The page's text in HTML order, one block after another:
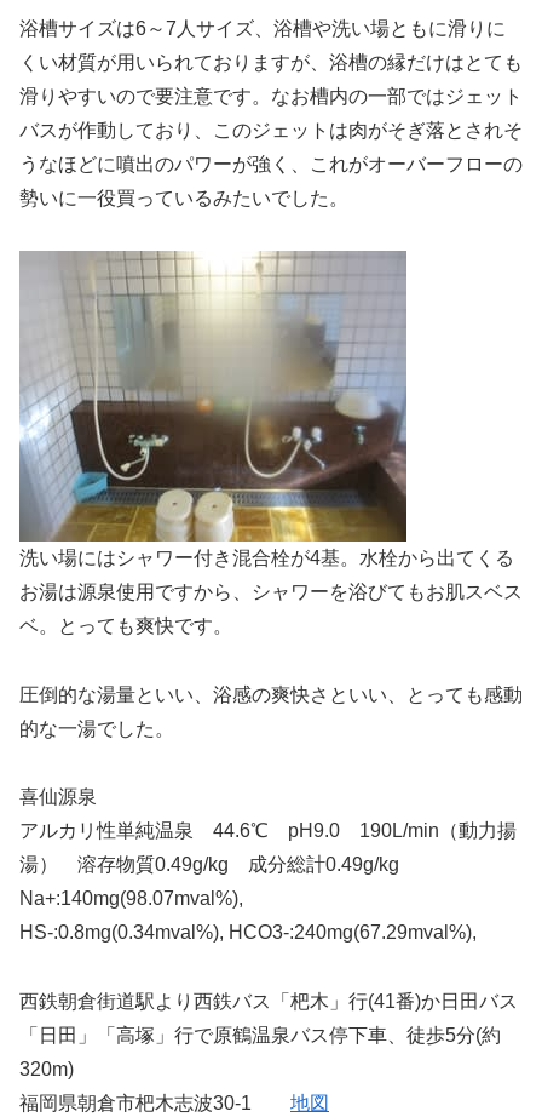
浴槽サイズは6～7人サイズ、浴槽や洗い場ともに滑りに
くい材質が用いられておりますが、浴槽の縁だけはとても
滑りやすいので要注意です。なお槽内の一部ではジェット
バスが作動しており、このジェットは肉がそぎ落とされそ
うなほどに噴出のパワーが強く、これがオーバーフローの
勢いに一役買っているみたいでした。
洗い場にはシャワー付き混合栓が4基。水栓から出てくる
お湯は源泉使用ですから、シャワーを浴びてもお肌スベス
ベ。とっても爽快です。
圧倒的な湯量といい、浴感の爽快さといい、とっても感動
的な一湯でした。
喜仙源泉
アルカリ性単純温泉 44.6℃ pH9.0 190L/min（動力揚
湯） 溶存物質0.49g/kg 成分総計0.49g/kg
Na+:140mg(98.07mval%),
HS-:0.8mg(0.34mval%), HCO3-:240mg(67.29mval%),
西鉄朝倉街道駅より西鉄バス「杷木」行(41番)か日田バス
「日田」「高塚」行で原鶴温泉バス停下車、徒歩5分(約
320m)
福岡県朝倉市杷木志波30-1 地図